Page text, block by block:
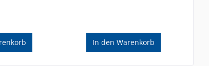
In den Warenkorb